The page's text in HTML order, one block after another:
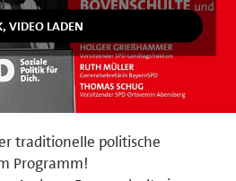
traditionelle politische
Programm!